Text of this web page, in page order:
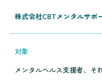
株式会社CBTメンタルサポ
対象
メンタルヘルス支援者、そ